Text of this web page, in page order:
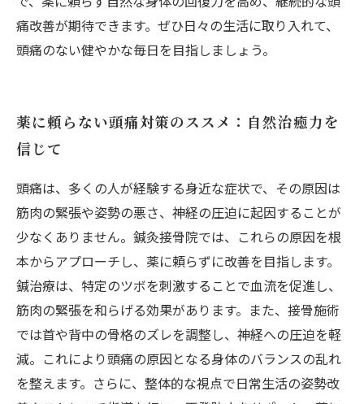
痛改善が期待できます。ぜひ日々の生活に取り入れて、
頭痛のない健やかな毎日を目指しましょう。
薬に頼らない頭痛対策のススメ：自然治癒力を
信じて
頭痛は、多くの人が経験する身近な症状で、その原因は
筋肉の緊張や姿勢の悪さ、神経の圧迫に起因することが
少なくありません。鍼灸接骨院では、これらの原因を根
本からアプローチし、薬に頼らずに改善を目指します。
鍼治療は、特定のツボを刺激することで血流を促進し、
筋肉の緊張を和らげる効果があります。また、接骨施術
では首や背中の骨格のズレを調整し、神経への圧迫を軽
減。これにより頭痛の原因となる身体のバランスの乱れ
を整えます。さらに、整体的な視点で日常生活の姿勢改